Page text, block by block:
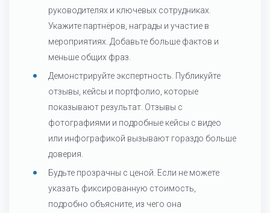
руководителях и ключевых сотрудниках.
Укажите партнёров, награды и участие в
мероприятиях. Добавьте больше фактов и
меньше общих фраз.
Демонстрируйте экспертность. Публикуйте
отзывы, кейсы и портфолио, которые
показывают результат. Отзывы с
фотографиями и подробные кейсы с видео
или инфографикой вызывают гораздо больше
доверия.
Будьте прозрачны с ценой. Если не можете
указать фиксированную стоимость,
подробно объясните, из чего она